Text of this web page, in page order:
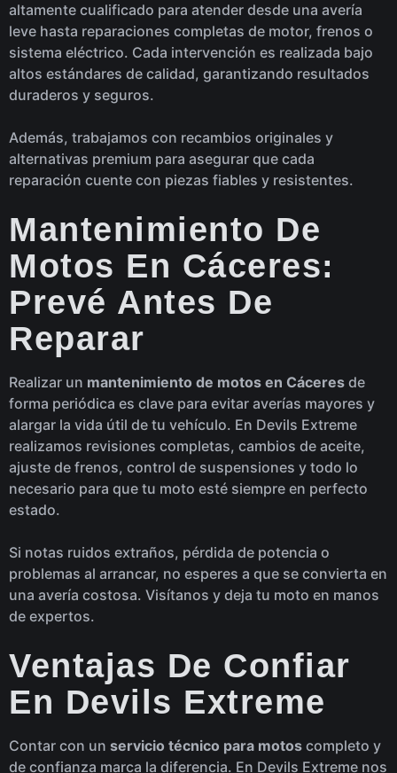
altamente cualificado para atender desde una avería
leve hasta reparaciones completas de motor, frenos o
sistema eléctrico. Cada intervención es realizada bajo
altos estándares de calidad, garantizando resultados
duraderos y seguros.
Además, trabajamos con recambios originales y
alternativas premium para asegurar que cada
reparación cuente con piezas fiables y resistentes.
Mantenimiento De
Motos En Cáceres:
Prevé Antes De
Reparar
Realizar un mantenimiento de motos en Cáceres de
forma periódica es clave para evitar averías mayores y
alargar la vida útil de tu vehículo. En Devils Extreme
realizamos revisiones completas, cambios de aceite,
ajuste de frenos, control de suspensiones y todo lo
necesario para que tu moto esté siempre en perfecto
estado.
Si notas ruidos extraños, pérdida de potencia o
problemas al arrancar, no esperes a que se convierta en
una avería costosa. Visítanos y deja tu moto en manos
de expertos.
Ventajas De Confiar
En Devils Extreme
Contar con un servicio técnico para motos completo y
de confianza marca la diferencia. En Devils Extreme nos